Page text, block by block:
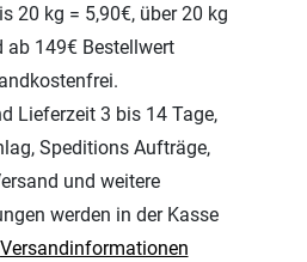
20 kg = 5,90€, über 20 kg
ab 149€ Bestellwert
Lieferzeit 3 bis 14 Tage,
Speditions Aufträge,
und weitere
werden in der Kasse
Versandinformationen